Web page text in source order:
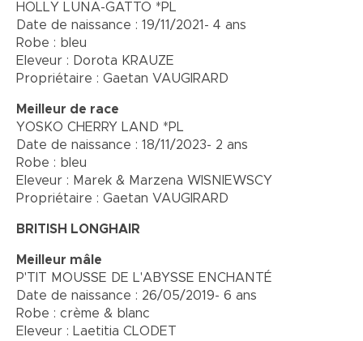
HOLLY LUNA-GATTO *PL
Date de naissance : 19/11/2021- 4 ans
Robe : bleu
Eleveur : Dorota KRAUZE
Propriétaire : Gaetan VAUGIRARD
Meilleur de race
YOSKO CHERRY LAND *PL
Date de naissance : 18/11/2023- 2 ans
Robe : bleu
Eleveur : Marek & Marzena WISNIEWSCY
Propriétaire : Gaetan VAUGIRARD
BRITISH LONGHAIR
Meilleur mâle
P'TIT MOUSSE DE L'ABYSSE ENCHANTÉ
Date de naissance : 26/05/2019- 6 ans
Robe : crème & blanc
Eleveur : Laetitia CLODET